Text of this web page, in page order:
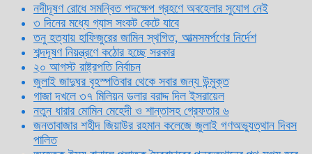
নদীদূষণ রোধে সমন্বিত পদক্ষেপ গ্রহণে অবহেলার সুযোগ নেই
৩ দিনের মধ্যে গ্যাস সংকট কেটে যাবে
তনু হত্যায় হাফিজুরের জামিন স্থগিত, আত্মসমর্পণের নির্দেশ
শব্দদূষণ নিয়ন্ত্রণে কঠোর হচ্ছে সরকার
২০ আগস্ট রাষ্ট্রপতি নির্বাচন
জুলাই জাদুঘর বৃহস্পতিবার থেকে সবার জন্য উন্মুক্ত
গাজা দখলে ৩৭ মিলিয়ন ডলার বরাদ্দ দিল ইসরায়েল
নতুন ধারার মোমিন মেহেদী ও শান্তাসহ গ্রেফতার ৬
জনতাবাজার শহীদ জিয়াউর রহমান কলেজে জুলাই গণঅভ্যুত্থান দিবস
পালিত